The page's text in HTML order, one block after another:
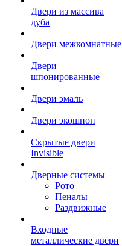
Двери из массива
дуба
Двери межкомнатные
Двери
шпонированные
Двери эмаль
Двери экошпон
Скрытые двери
Invisible
Дверные системы
Рото
Пеналы
Раздвижные
Входные
металлические двери